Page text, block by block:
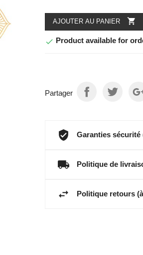
AJOUTER AU PANIER 
 Product available for
Partager
Garanties
Politique de
Politique retours